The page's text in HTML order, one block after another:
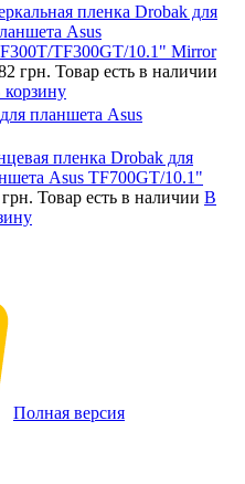
пленка Drobak для
Asus
TF300GT/10.1" Mirror
грн. Товар есть в наличии
планшета Asus
пленка Drobak для
Asus TF700GT/10.1"
Товар есть в наличии В
Полная версия